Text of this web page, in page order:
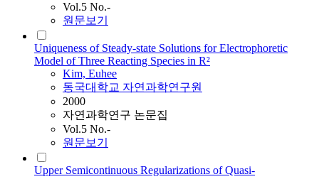
Vol.5 No.-
원문보기
Uniqueness of Steady-state Solutions for Electrophoretic
Model of Three Reacting Species in R²
Kim, Euhee
동국대학교 자연과학연구원
2000
자연과학연구 논문집
Vol.5 No.-
원문보기
Upper Semicontinuous Regularizations of Quasi-